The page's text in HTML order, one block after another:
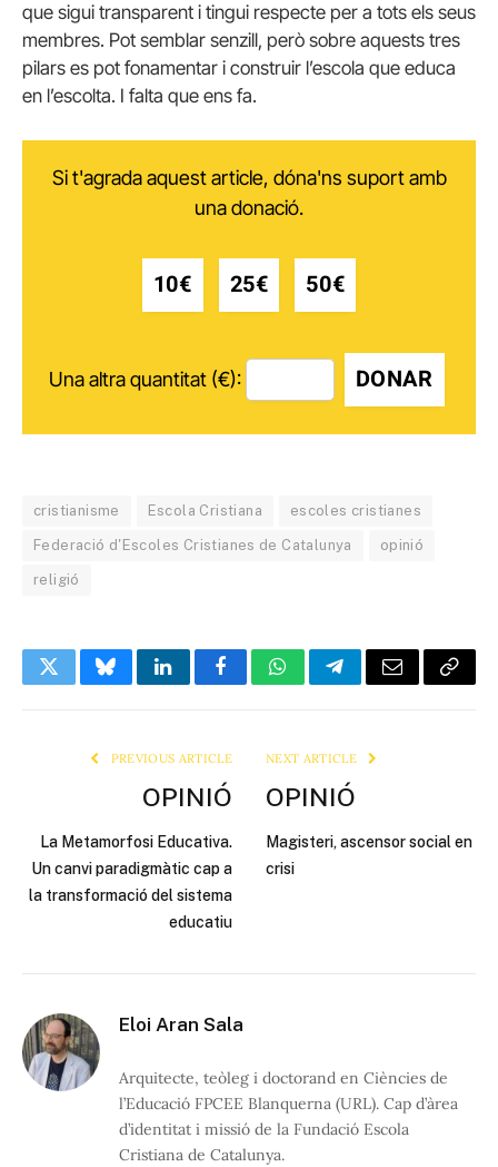
que sigui transparent i tingui respecte per a tots els seus
membres. Pot semblar senzill, però sobre aquests tres
pilars es pot fonamentar i construir l’escola que educa
en l’escolta. I falta que ens fa.
Si t'agrada aquest article, dóna'ns suport amb
una donació.
10€ 25€ 50€
Una altra quantitat (€): DONAR
cristianisme Escola Cristiana escoles cristianes
Federació d'Escoles Cristianes de Catalunya opinió
religió
TwitterBlueskyLinkedInFacebookWhatsAppTelegramEmail Copy
PREVIOUS ARTICLE
OPINIÓ
La Metamorfosi Educativa.
Un canvi paradigmàtic cap a
la transformació del sistema
educatiu
NEXT ARTICLE
OPINIÓ
Magisteri, ascensor social en
crisi
Eloi Aran Sala
Arquitecte, teòleg i doctorand en Ciències de
l’Educació FPCEE Blanquerna (URL). Cap d’àrea
d’identitat i missió de la Fundació Escola
Cristiana de Catalunya.